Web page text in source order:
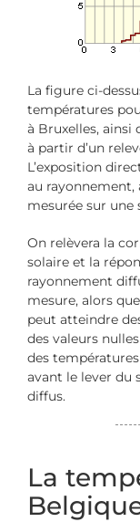
La figure ci-
températures
à Bruxelles, ainsi
à partir d’un
L’exposition
au rayonnement,
mesurée sur une
On relèvera la
solaire et la
rayonnement
mesure, alors
peut atteindre
des valeurs
des
avant le lever du
diffus.
La